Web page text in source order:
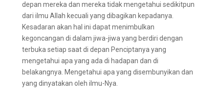
depan mereka dan mereka tidak mengetahui sedikitpun
dari ilmu Allah kecuali yang dibagikan kepadanya.
Kesadaran akan hal ini dapat menimbulkan
kegoncangan di dalam jiwa-jiwa yang berdiri dengan
terbuka setiap saat di depan Penciptanya yang
mengetahui apa yang ada di hadapan dan di
belakangnya. Mengetahui apa yang disembunyikan dan
yang dinyatakan oleh ilmu-Nya.